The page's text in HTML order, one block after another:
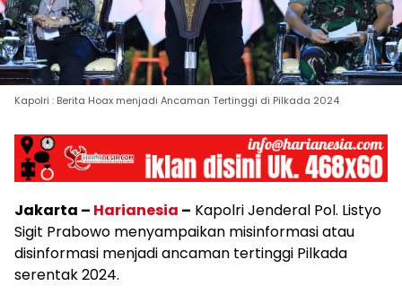
Kapolri : Berita Hoax menjadi Ancaman Tertinggi di Pilkada 2024
Jakarta – Harianesia – Kapolri Jenderal Pol. Listyo
Sigit Prabowo menyampaikan misinformasi atau
disinformasi menjadi ancaman tertinggi Pilkada
serentak 2024.